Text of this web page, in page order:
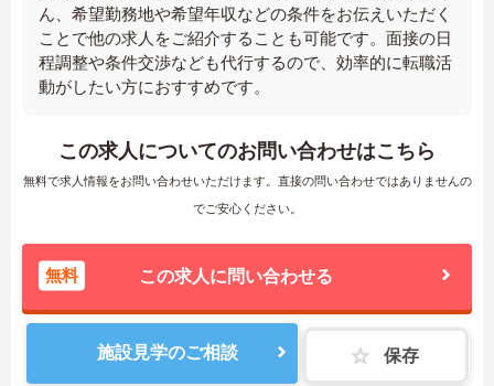
ん、希望勤務地や希望年収などの条件をお伝えいただく
ことで他の求人をご紹介することも可能です。面接の日
程調整や条件交渉なども代行するので、効率的に転職活
動がしたい方におすすめです。
この求人についてのお問い合わせはこちら
無料で求人情報をお問い合わせいただけます。直接の問い合わせではありませんの
でご安心ください。
無料 この求人に問い合わせる
施設見学のご相談 保存